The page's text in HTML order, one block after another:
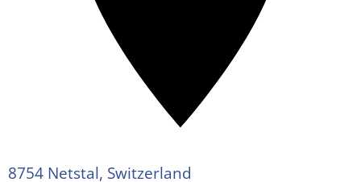
8754 Netstal, Switzerland